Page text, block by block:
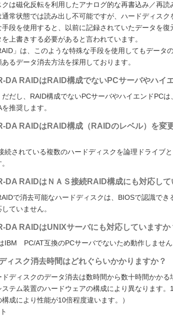
は磁化反転を利用したアナログ的な再書込み／再
通常状態では読み出し不可能ですが、ハードディス
手段を使用すると、以前に記録されていたデータを
上書きする必要があると言われています。
」は、このような特殊な手段を使用してもデータ
るデータ消去方法を採用しております。
DA RAIDはRAID構成でないPCサーバやハイ
だし、RAID構成でないPCサーバやハイエンドPC
推奨します。
DA RAIDはRAID構成（RAIDのレベル）を変
続されている複数のハードディスクを論理ドライブ
DA RAIDはＮＡＳ接続RAID構成にも対応して
で消去可能なハードディスクは、BIOSで認識で
ていません。
DA RAIDはUNIXサーバにも対応していますか
IBM PC/AT互換のPCサーバでないため動作しません
ィスク消去時間はどれぐらいかかりますか？
ディスクのデータ消去は数時間から数十時間かかる
テム装置のハードウェアの構成により異なります
成により性能が10倍程度違います。）